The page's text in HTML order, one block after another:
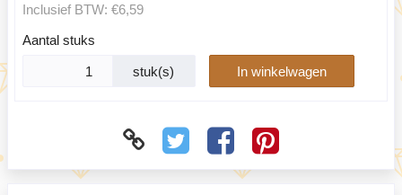
Inclusief BTW: €6,59
Aantal stuks
stuk(s) In winkelwagen